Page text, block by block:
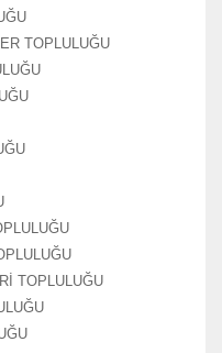
TOPLULUĞU
TOPLULUĞU